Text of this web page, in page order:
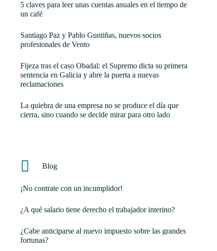
5 claves para leer unas cuentas anuales en el tiempo de
un café
Santiago Paz y Pablo Guntiñas, nuevos socios
profesionales de Vento
Fijeza tras el caso Obadal: el Supremo dicta su primera
sentencia en Galicia y abre la puerta a nuevas
reclamaciones
La quiebra de una empresa no se produce el día que
cierra, sino cuando se decide mirar para otro lado
Blog
¡No contrate con un incumplidor!
¿A qué salario tiene derecho el trabajador interino?
¿Cabe anticiparse al nuevo impuesto sobre las grandes
fortunas?